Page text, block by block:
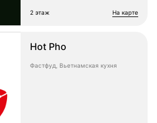
2 этаж на карте
Hot Pho
Фастфуд, Вьетнамская кухня